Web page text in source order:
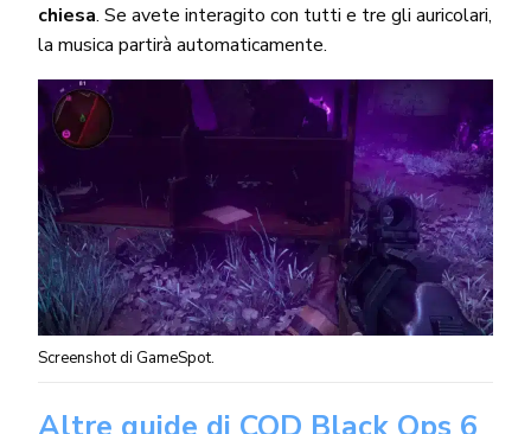
chiesa. Se avete interagito con tutti e tre gli auricolari,
la musica partirà automaticamente.
Screenshot di GameSpot.